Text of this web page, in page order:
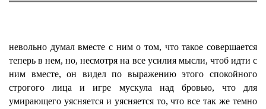
невольно думал вместе с ним о том, что такое совершается
теперь в нем, но, несмотря на все усилия мысли, чтоб идти с
ним вместе, он видел по выражению этого спокойного
строгого лица и игре мускула над бровью, что для
умирающего уясняется и уясняется то, что все так же темно